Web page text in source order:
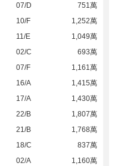
07/D
751萬
10/F
1,252萬
11/E
1,049萬
02/C
693萬
07/F
1,161萬
16/A
1,415萬
17/A
1,430萬
22/B
1,807萬
21/B
1,768萬
18/C
837萬
02/A
1,160萬